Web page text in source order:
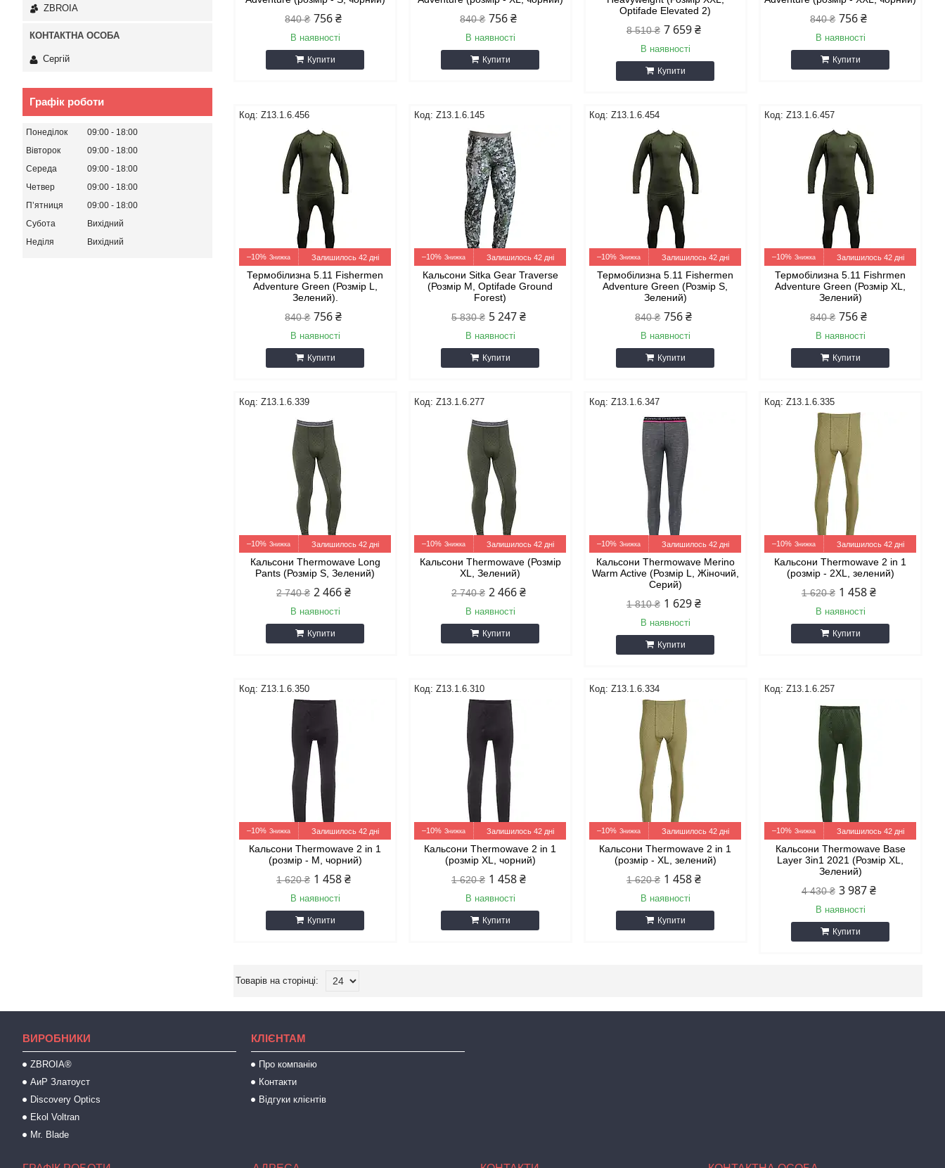
840 ₴ 756 ₴
В наявності
Купити
840 ₴ 756 ₴
В наявності
Купити
Optifade Elevated 2)
8 510 ₴ 7 659 ₴
В наявності
Купити
840 ₴ 756 ₴
В наявності
Купити
Z13.1.6.456
–10% Залишилось 42 дні
Термобілизна 5.11 Fishermen
Adventure Green (Розмір L,
Зелений).
840 ₴ 756 ₴
В наявності
Купити
Z13.1.6.145
–10% Залишилось 42 дні
Кальсони Sitka Gear Traverse
(Розмір М, Optifade Ground
Forest)
5 830 ₴ 5 247 ₴
В наявності
Купити
Z13.1.6.454
–10% Залишилось 42 дні
Термобілизна 5.11 Fishermen
Adventure Green (Розмір S,
Зелений)
840 ₴ 756 ₴
В наявності
Купити
Z13.1.6.457
–10% Залишилось 42 дні
Термобілизна 5.11 Fishrmen
Adventure Green (Розмір XL,
Зелений)
840 ₴ 756 ₴
В наявності
Купити
Z13.1.6.339
–10% Залишилось 42 дні
Кальсони Thermowave Long
Pants (Розмір S, Зелений)
2 740 ₴ 2 466 ₴
В наявності
Купити
Z13.1.6.277
–10% Залишилось 42 дні
Кальсони Thermowave (Розмір
XL, Зелений)
2 740 ₴ 2 466 ₴
В наявності
Купити
Z13.1.6.347
–10% Залишилось 42 дні
Кальсони Thermowave Merino
Warm Active (Розмір L, Жіночий,
Серий)
1 810 ₴ 1 629 ₴
В наявності
Купити
Z13.1.6.335
–10% Залишилось 42 дні
Кальсони Thermowave 2 in 1
(розмір - 2XL, зелений)
1 620 ₴ 1 458 ₴
В наявності
Купити
Z13.1.6.350
–10% Залишилось 42 дні
Кальсони Thermowave 2 in 1
(розмір - M, чорний)
1 620 ₴ 1 458 ₴
В наявності
Купити
Z13.1.6.310
–10% Залишилось 42 дні
Кальсони Thermowave 2 in 1
(розмір XL, чорний)
1 620 ₴ 1 458 ₴
В наявності
Купити
Z13.1.6.334
–10% Залишилось 42 дні
Кальсони Thermowave 2 in 1
(розмір - XL, зелений)
1 620 ₴ 1 458 ₴
В наявності
Купити
Z13.1.6.257
–10% Залишилось 42 дні
Кальсони Thermowave Base
Layer 3in1 2021 (Розмір XL,
Зелений)
4 430 ₴ 3 987 ₴
В наявності
Купити
ZBROIA
Сергій
Графік роботи
Понеділок 09:00
18:00
Вівторок
09:00
18:00
Середа
09:00
18:00
Четвер
09:00
18:00
Пʼятниця
09:00
18:00
Субота
Вихідний
Неділя
Вихідний
ВИРОБНИКИ
ZBROIA®
АиР Златоуст
Discovery Optics
Ekol Voltran
Mr. Blade
КЛІЄНТАМ
Про компанію
Контакти
Відгуки клієнтів